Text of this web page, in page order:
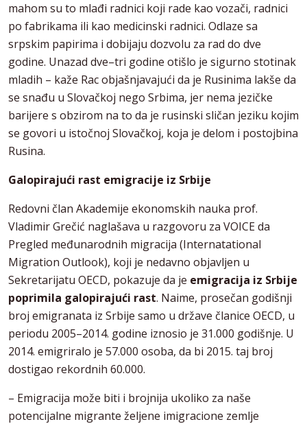
mahom su to mlađi radnici koji rade kao vozači, radnici
po fabrikama ili kao medicinski radnici. Odlaze sa
srpskim papirima i dobijaju dozvolu za rad do dve
godine. Unazad dve–tri godine otišlo je sigurno stotinak
mladih – kaže Rac objašnjavajući da je Rusinima lakše da
se snađu u Slovačkoj nego Srbima, jer nema jezičke
barijere s obzirom na to da je rusinski sličan jeziku kojim
se govori u istočnoj Slovačkoj, koja je delom i postojbina
Rusina.
Galopirajući rast emigracije iz Srbije
Redovni član Akademije ekonomskih nauka prof.
Vladimir Grečić naglašava u razgovoru za VOICE da
Pregled međunarodnih migracija (Internatational
Migration Outlook), koji je nedavno objavljen u
Sekretarijatu OECD, pokazuje da je emigracija iz Srbije
poprimila galopirajući rast. Naime, prosečan godišnji
broj emigranata iz Srbije samo u države članice OECD, u
periodu 2005–2014. godine iznosio je 31.000 godišnje. U
2014. emigriralo je 57.000 osoba, da bi 2015. taj broj
dostigao rekordnih 60.000.
– Emigracija može biti i brojnija ukoliko za naše
potencijalne migrante željene imigracione zemlje